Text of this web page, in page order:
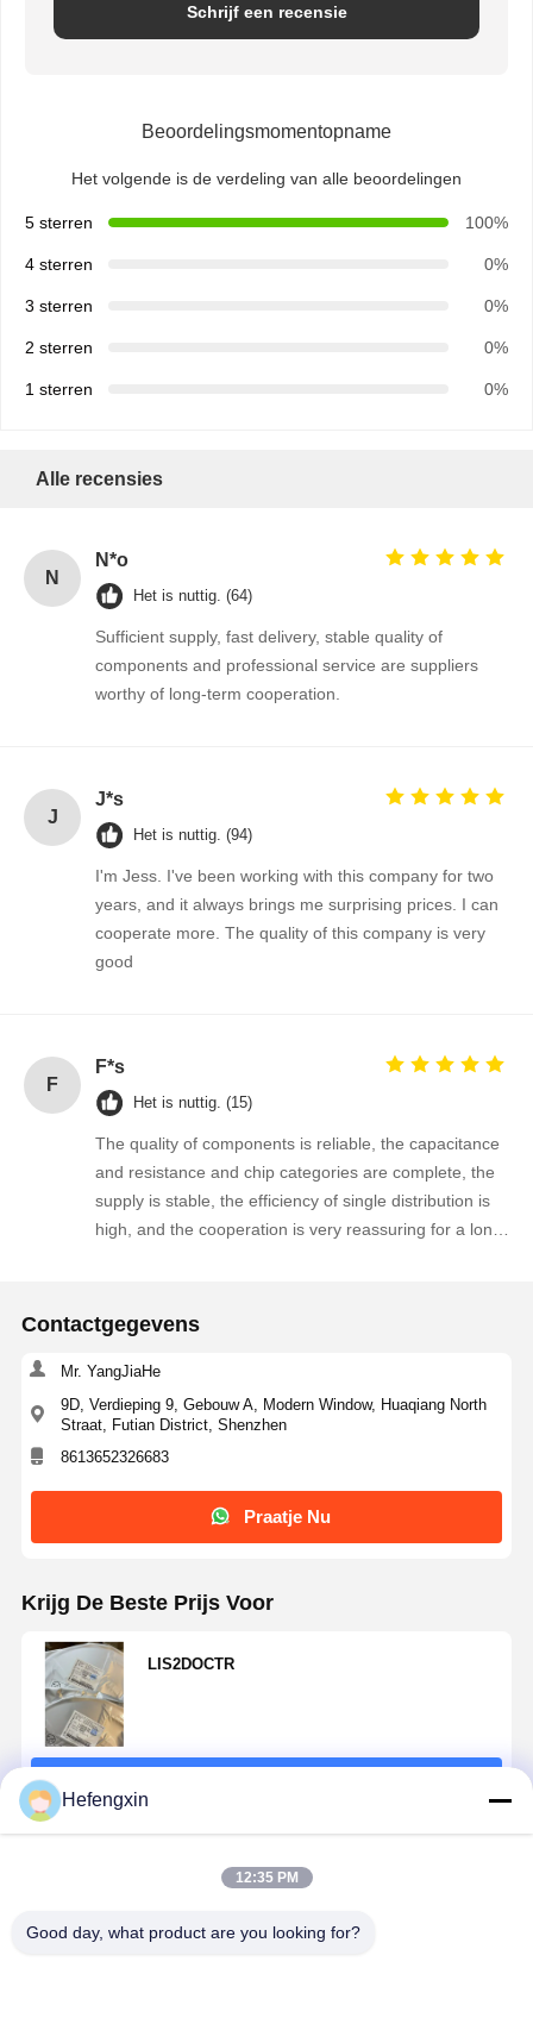
Thuis Producten Over Ons Fabrieksreis
Kwaliteitscont
Praatje Nu
Geïntegreerde schakeling IC
Multilayer Ceramische Condensator
ESD-beschermingsdiode
Schottky-diode gelijkrichter
Lage Opgevenregelgever
bipolaire verbindingstransistor
Schrijf een recensie
Beoordelingsmomentopname
Het volgende is de verdeling van alle beoordelingen
5 sterren 100%
4 sterren 0%
3 sterren 0%
2 sterren 0%
1 sterren 0%
Alle recensies
N
N*o
Het is nuttig. (64)
Sufficient supply, fast delivery, stable quality of
components and professional service are suppliers
worthy of long-term cooperation.
J
J*s
Het is nuttig. (94)
I'm Jess. I've been working with this company for two
years, and it always brings me surprising prices. I can
cooperate more. The quality of this company is very
good
F
F*s
Het is nuttig. (15)
The quality of components is reliable, the capacitance
and resistance and chip categories are complete, the
supply is stable, the efficiency of single distribution is
high, and the cooperation is very reassuring for a long
Contactgegevens
Mr. YangJiaHe
9D, Verdieping 9, Gebouw A, Modern Window, Huaqiang North
Straat, Futian District, Shenzhen
8613652326683
Praatje Nu
Krijg De Beste Prijs Voor
LIS2DOCTR
Geadviseerde Producten
Hefengxin
12:35 PM
Good day, what product are you looking for?